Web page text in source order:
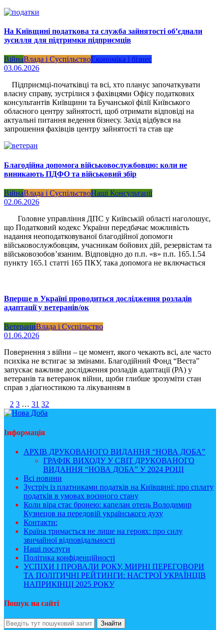
На Київщині податкова та служба зайнятості об’єднали
зусилля для підтримки підприємців
ВійнаВлада і СуспільствоЕкономіка і бізнес
03.06.2026
Підприємці-початківці та всі, хто планує започаткувати
власну справу, зустрілися з фахівцями Офісу податкових
консультантів Київщини та Бучанської філії Київського
обласного центру зайнятості, щоб отримати відповіді на
актуальні питання ведення бізнесу. Захід відбувся на
запрошення фахівців центру зайнятості та став ще
Благодійна допомога військовослужбовцю: коли не
виникають ПДФО та військовий збір
ВійнаВлада і СуспільствоНаші Консультації
02.06.2026
Головне управління ДПС у Київській області наголошує,
що Податковий кодекс України передбачає можливість
надання неоподатковуваної благодійної допомоги
військовослужбовцям, учасникам бойових дій, резервістам та
військовозобов’язаним. Відповідно до п.п. «в» п.п. 165.1.54
пункту 165.1 статті 165 ПКУ, така допомога не включається
Вперше в Україні проводиться дослідження розладів
адаптації у ветеранів/ок
ВетераниВлада і Суспільство
01.06.2026
Повернення з війни – це момент, якого чекають всі, але часто
психіка не встигає за змінами. Благодійний Фонд “Веста”
запускає важливе дослідження розладів адаптації (РА) у
ветеранів та ветеранок війни, щоби глибше зрозуміти стан
справ з діагностикою та лікуванням в
2 3 … 31 32
Інформація
АРХІВ ДРУКОВАНОГО ВИДАННЯ “НОВА ДОБА”
ГРАФІК ВИХОДУ У СВІТ ДРУКОВАНОГО
ВИДАННЯ “НОВА ДОБА” У 2024 РОЦІ
Всі новини
Зустріч із платниками податків на Київщині: про сплату
податків в умовах воєнного стану
Коли віра стає бронею: капелан отець Володимир
Кузнецов на передовій українського духу
Контакти:
Країна тримається не лише на героях: про силу
звичайної відповідальності
Наші послуги
Політика конфіденційності
УСПІХИ І ПРОВАЛИ РОКУ, МИРНІ ПЕРЕГОВОРИ
ТА ПОЛІТИЧНІ РЕЙТИНГИ: НАСТРОЇ УКРАЇНЦІВ
НАПРИКІНЦІ 2025 РОКУ
Пошук на сайті